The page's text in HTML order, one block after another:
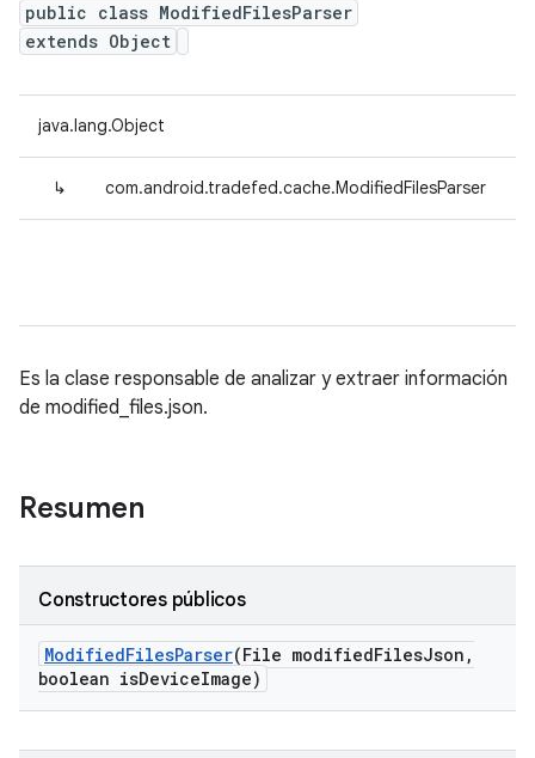
public class ModifiedFilesParser
extends Object
java.lang.Object
↳ com.android.tradefed.cache.ModifiedFilesParser
Es la clase responsable de analizar y extraer información
de modified_files.json.
Resumen
Constructores públicos
ModifiedFilesParser(File modifiedFilesJson ,
boolean isDeviceImage)